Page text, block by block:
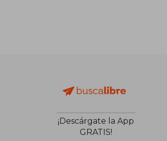
¡Descárgate la App
GRATIS!